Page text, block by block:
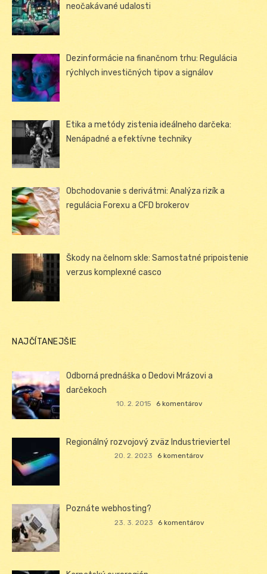
neočakávané udalosti
Dezinformácie na finančnom trhu: Regulácia
rýchlych investičných tipov a signálov
Etika a metódy zistenia ideálneho darčeka:
Nenápadné a efektívne techniky
Obchodovanie s derivátmi: Analýza rizík a
regulácia Forexu a CFD brokerov
Škody na čelnom skle: Samostatné pripoistenie
verzus komplexné casco
NAJČÍTANEJŠIE
Odborná prednáška o Dedovi Mrázovi a
darčekoch
10. 2. 2015 6 komentárov
Regionálný rozvojový zväz Industrieviertel
20. 2. 2023 6 komentárov
Poznáte webhosting?
23. 3. 2023 6 komentárov